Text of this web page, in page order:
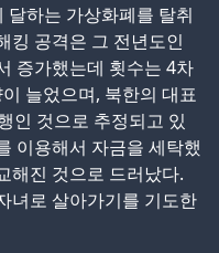
달하는 가상화폐를 탈취
킹 공격은 그 전년도인
증가했는데 횟수는 4차
늘었으며, 북한의 대표
인 것으로 추정되고 있
이용해서 자금을 세탁했
해진 것으로 드러났다.
녀로 살아가기를 기도한